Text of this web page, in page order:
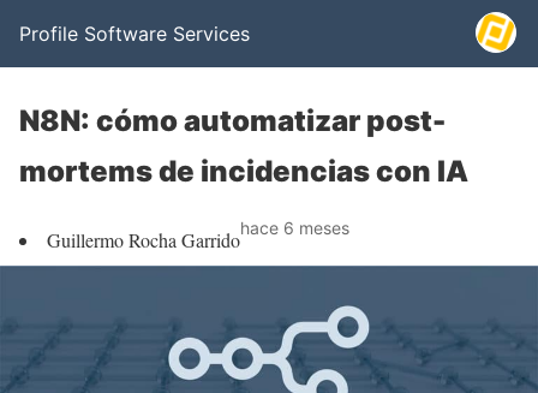
Profile Software Services
N8N: cómo automatizar post-
mortems de incidencias con IA
Guillermo Rocha Garridohace 6 meses